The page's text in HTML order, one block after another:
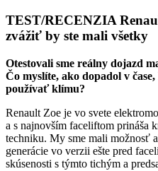
TEST/RECENZIA
zvážiť by ste mali všetky
Otestovali sme reálny dojazd
Čo myslíte, ako dopadol v
používať klímu?
Renault Zoe je vo svete
a s najnovším faceliftom prináša
techniku. My sme mali možnosť
generácie vo verzii ešte pred
skúsenosti s týmto tichým a